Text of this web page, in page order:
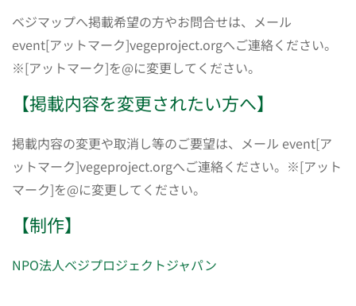
ベジマップへ掲載希望の方やお問合せは、メール
event[アットマーク]vegeproject.orgへご連絡ください。
※[アットマーク]を@に変更してください。
【掲載内容を変更されたい方へ】
掲載内容の変更や取消し等のご要望は、メール event[ア
ットマーク]vegeproject.orgへご連絡ください。※[アット
マーク]を@に変更してください。
【制作】
NPO法人ベジプロジェクトジャパン